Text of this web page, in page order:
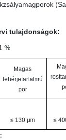
tulajdonságok:
%
Magas
fehérjetartalmú
por
≤ 130 μm ≤